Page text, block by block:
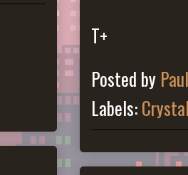
T+
Posted by
Labels: